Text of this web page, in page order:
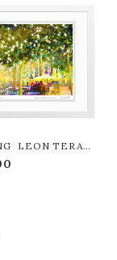
LEON TERAS
品77作限定（オン
典付き作品〉